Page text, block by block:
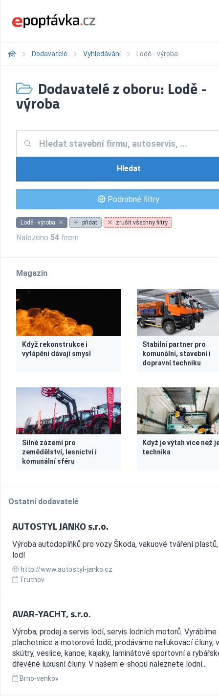
Dodavatelé Vyhledávání Lodě - výroba
Dodavatelé z oboru: Lodě -
výroba
Hledat
Podrobné filtry
Lodě - výroba přidat zrušit všechny filtry
Nalezeno 54 firem
Magazín
Když rekonstrukce i
vytápění dávají smysl
Stabilní partner pro
komunální, stavební i
dopravní techniku
Silné zázemí pro
zemědělství, lesnictví i
komunální sféru
Když je výtah více než
technika
Ostatní dodavatelé
AUTOSTYL JANKO s.r.o.
Výroba autodoplňků pro vozy Škoda, vakuové tváření
lodí
http://www.autostyl-janko.cz
Trutnov
AVAR-YACHT, s.r.o.
Výroba, prodej a servis lodí, servis lodních motorů. Vyrábíme
plachetnice a motorové lodě, prodáváme nafukovací čluny,
skútry, veslice, kanoe, kajaky, laminátové sportovní a
dřevěné luxusní čluny. V našem e-shopu naleznete lodní...
Brno-venkov